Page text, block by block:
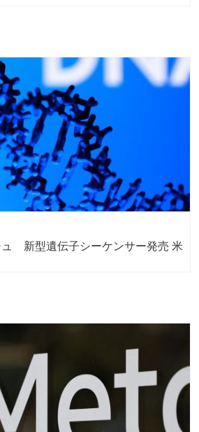
ュ 新型遺伝子シーケンサー発売 米